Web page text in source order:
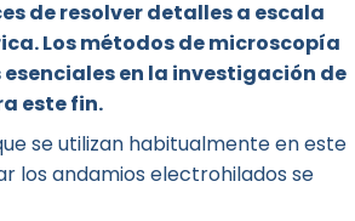
de resolver detalles a escala
Los métodos de microscopía
en la investigación de
este fin.
se utilizan habitualmente en este
los andamios electrohilados se